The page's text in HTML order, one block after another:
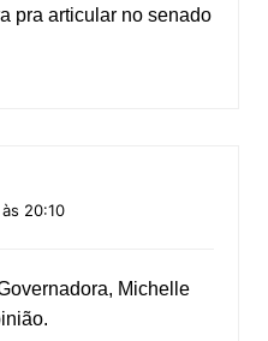
pra articular no senado
20:10
Michelle